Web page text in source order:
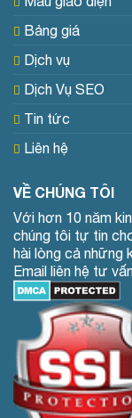
Bảng giá
Dịch vụ
Dịch Vụ SEO
Tin tức
Liên hệ
VỀ CHÚNG TÔI
Với hơn 10 năm
chúng tôi tự tin
hài lòng cả những
Email liên hệ tư